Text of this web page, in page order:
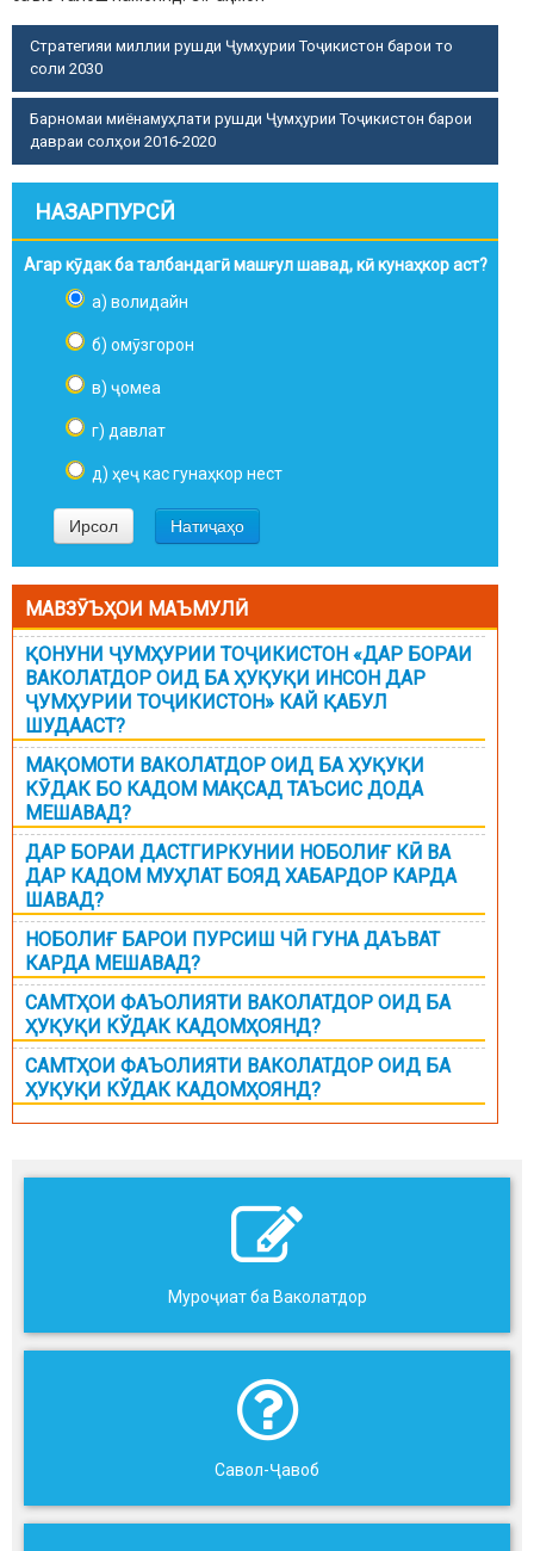
Стратегияи миллии рушди Ҷумҳурии Тоҷикистон барои то
соли 2030
Барномаи миёнамуҳлати рушди Ҷумҳурии Тоҷикистон барои
давраи солҳои 2016-2020
НАЗАРПУРСӢ
Агар кӯдак ба талбандагӣ машғул шавад, кӣ кунаҳкор аст?
а) волидайн
б) омӯзгорон
в) ҷомеа
г) давлат
д) ҳеҷ кас гунаҳкор нест
МАВЗӮЪҲОИ МАЪМУЛӢ
ҚОНУНИ ҶУМҲУРИИ ТОҶИКИСТОН «ДАР БОРАИ
ВАКОЛАТДОР ОИД БА ҲУҚУҚИ ИНСОН ДАР
ҶУМҲУРИИ ТОҶИКИСТОН» КАЙ ҚАБУЛ
ШУДААСТ?
МАҚОМОТИ ВАКОЛАТДОР ОИД БА ҲУҚУҚИ
КӮДАК БО КАДОМ МАҚСАД ТАЪСИС ДОДА
МЕШАВАД?
ДАР БОРАИ ДАСТГИРКУНИИ НОБОЛИҒ КӢ ВА
ДАР КАДОМ МУҲЛАТ БОЯД ХАБАРДОР КАРДА
ШАВАД?
НОБОЛИҒ БАРОИ ПУРСИШ ЧӢ ГУНА ДАЪВАТ
КАРДА МЕШАВАД?
САМТҲОИ ФАЪОЛИЯТИ ВАКОЛАТДОР ОИД БА
ҲУҚУҚИ КЎДАК КАДОМҲОЯНД?
САМТҲОИ ФАЪОЛИЯТИ ВАКОЛАТДОР ОИД БА
ҲУҚУҚИ КЎДАК КАДОМҲОЯНД?
Муроҷиат ба Ваколатдор
Савол-Ҷавоб